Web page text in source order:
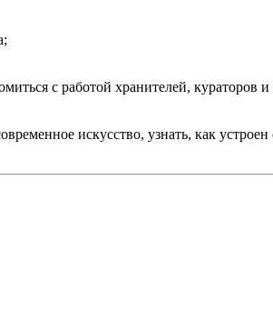
с работой хранителей, кураторов
искусство, узнать, как